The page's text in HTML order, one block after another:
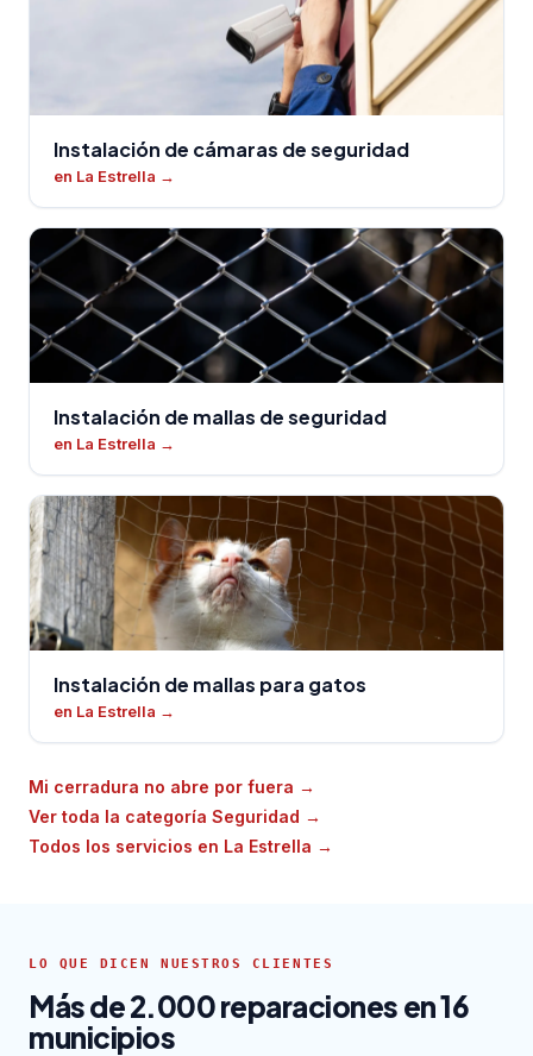
Instalación de cámaras de seguridad
en La Estrella →
Instalación de mallas de seguridad
en La Estrella →
Instalación de mallas para gatos
en La Estrella →
Mi cerradura no abre por fuera →
Ver toda la categoría Seguridad →
Todos los servicios en La Estrella →
LO QUE DICEN NUESTROS CLIENTES
Más de 2.000 reparaciones en 16
municipios